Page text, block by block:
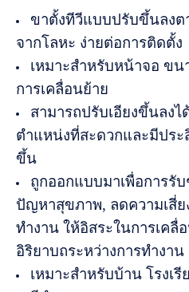
ขาตั้งทีวีแบบปรับขึ้นลงต
จากโลหะ ง่ายต่อการติดตั้ง
เหมาะสำหรับหน้าจอ ขน
การเคลื่อนย้าย
สามารถปรับเอียงขึ้นลงไ
ตำแหน่งที่สะดวกและมีปร
ขึ้น
ถูกออกแบบมาเพื่อการรั
ปัญหาสุขภาพ, ลดความเสี่ย
ทำงาน ให้อิสระในการเคลื่
อิริยาบถระหว่างการทำงาน
เหมาะสำหรับบ้าน โรงเ